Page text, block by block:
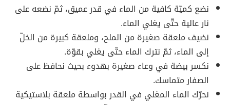
نضع كميّة كافية من الماء في قدر عميق، ثمّ نضعه على
نار عالية حتّى يغلي الماء.
نضيف ملعقة صغيرة من الملح، وملعقة كبيرة من الخلّ
إلى الماء، ثمّ نترك الماء حتّى يغلي بقوّة.
نكسر بيضة في وعاء صغيرة بهدوء بحيث نحافظ على
الصفار متماسك.
نحرّك الماء المغلي في القدر بواسطة ملعقة بلاستيكية